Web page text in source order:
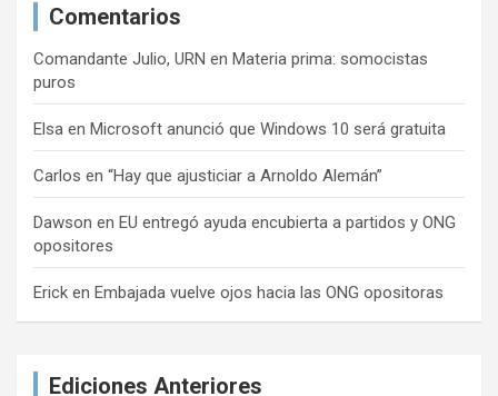
Comentarios
Comandante Julio, URN en Materia prima: somocistas
puros
Elsa en Microsoft anunció que Windows 10 será gratuita
Carlos en “Hay que ajusticiar a Arnoldo Alemán”
Dawson en EU entregó ayuda encubierta a partidos y ONG
opositores
Erick en Embajada vuelve ojos hacia las ONG opositoras
Ediciones Anteriores